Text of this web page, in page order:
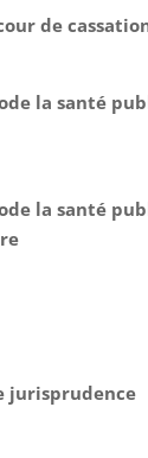
de
la santé
la santé
jurisprudence